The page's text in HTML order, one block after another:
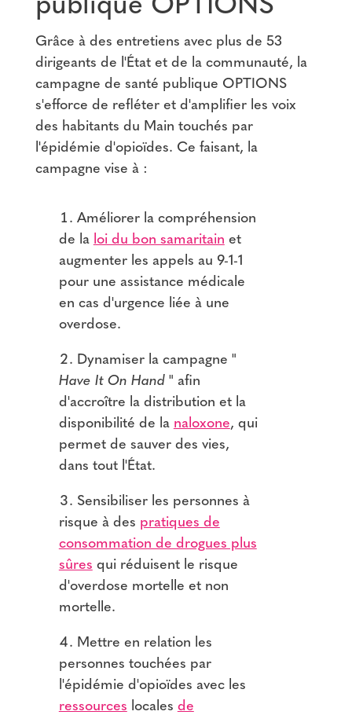
publique OPTIONS
Grâce à des entretiens avec plus de 53
dirigeants de l'État et de la communauté, la
campagne de santé publique OPTIONS
s'efforce de refléter et d'amplifier les voix
des habitants du Main touchés par
l'épidémie d'opioïdes. Ce faisant, la
campagne vise à :
Améliorer la compréhension
de la loi du bon samaritain et
augmenter les appels au 9-1-1
pour une assistance médicale
en cas d'urgence liée à une
overdose.
Dynamiser la campagne "
Have It On Hand" afin
d'accroître la distribution et la
disponibilité de la naloxone, qui
permet de sauver des vies,
dans tout l'État.
Sensibiliser les personnes à
risque à des pratiques de
consommation de drogues plus
sûres qui réduisent le risque
d'overdose mortelle et non
mortelle.
Mettre en relation les
personnes touchées par
l'épidémie d'opioïdes avec les
ressources locales de